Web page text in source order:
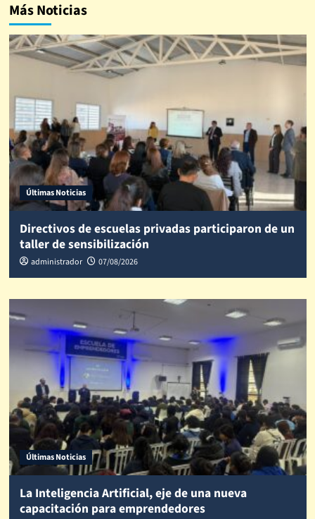
Más Noticias
Últimas Noticias
Directivos de escuelas privadas participaron de un
taller de sensibilización
administrador 07/08/2026
Últimas Noticias
La Inteligencia Artificial, eje de una nueva
capacitación para emprendedores